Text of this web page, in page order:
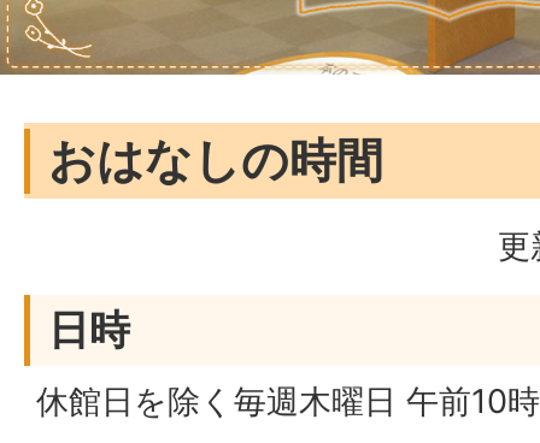
おはなしの時間
更
日時
休館日を除く毎週木曜日 午前10